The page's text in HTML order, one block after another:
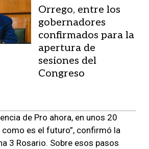
Orrego, entre los
gobernadores
confirmados para la
apertura de
sesiones del
Congreso
de Pro ahora, en unos 20
como es el futuro”, confirmó la
3 Rosario. Sobre esos pasos